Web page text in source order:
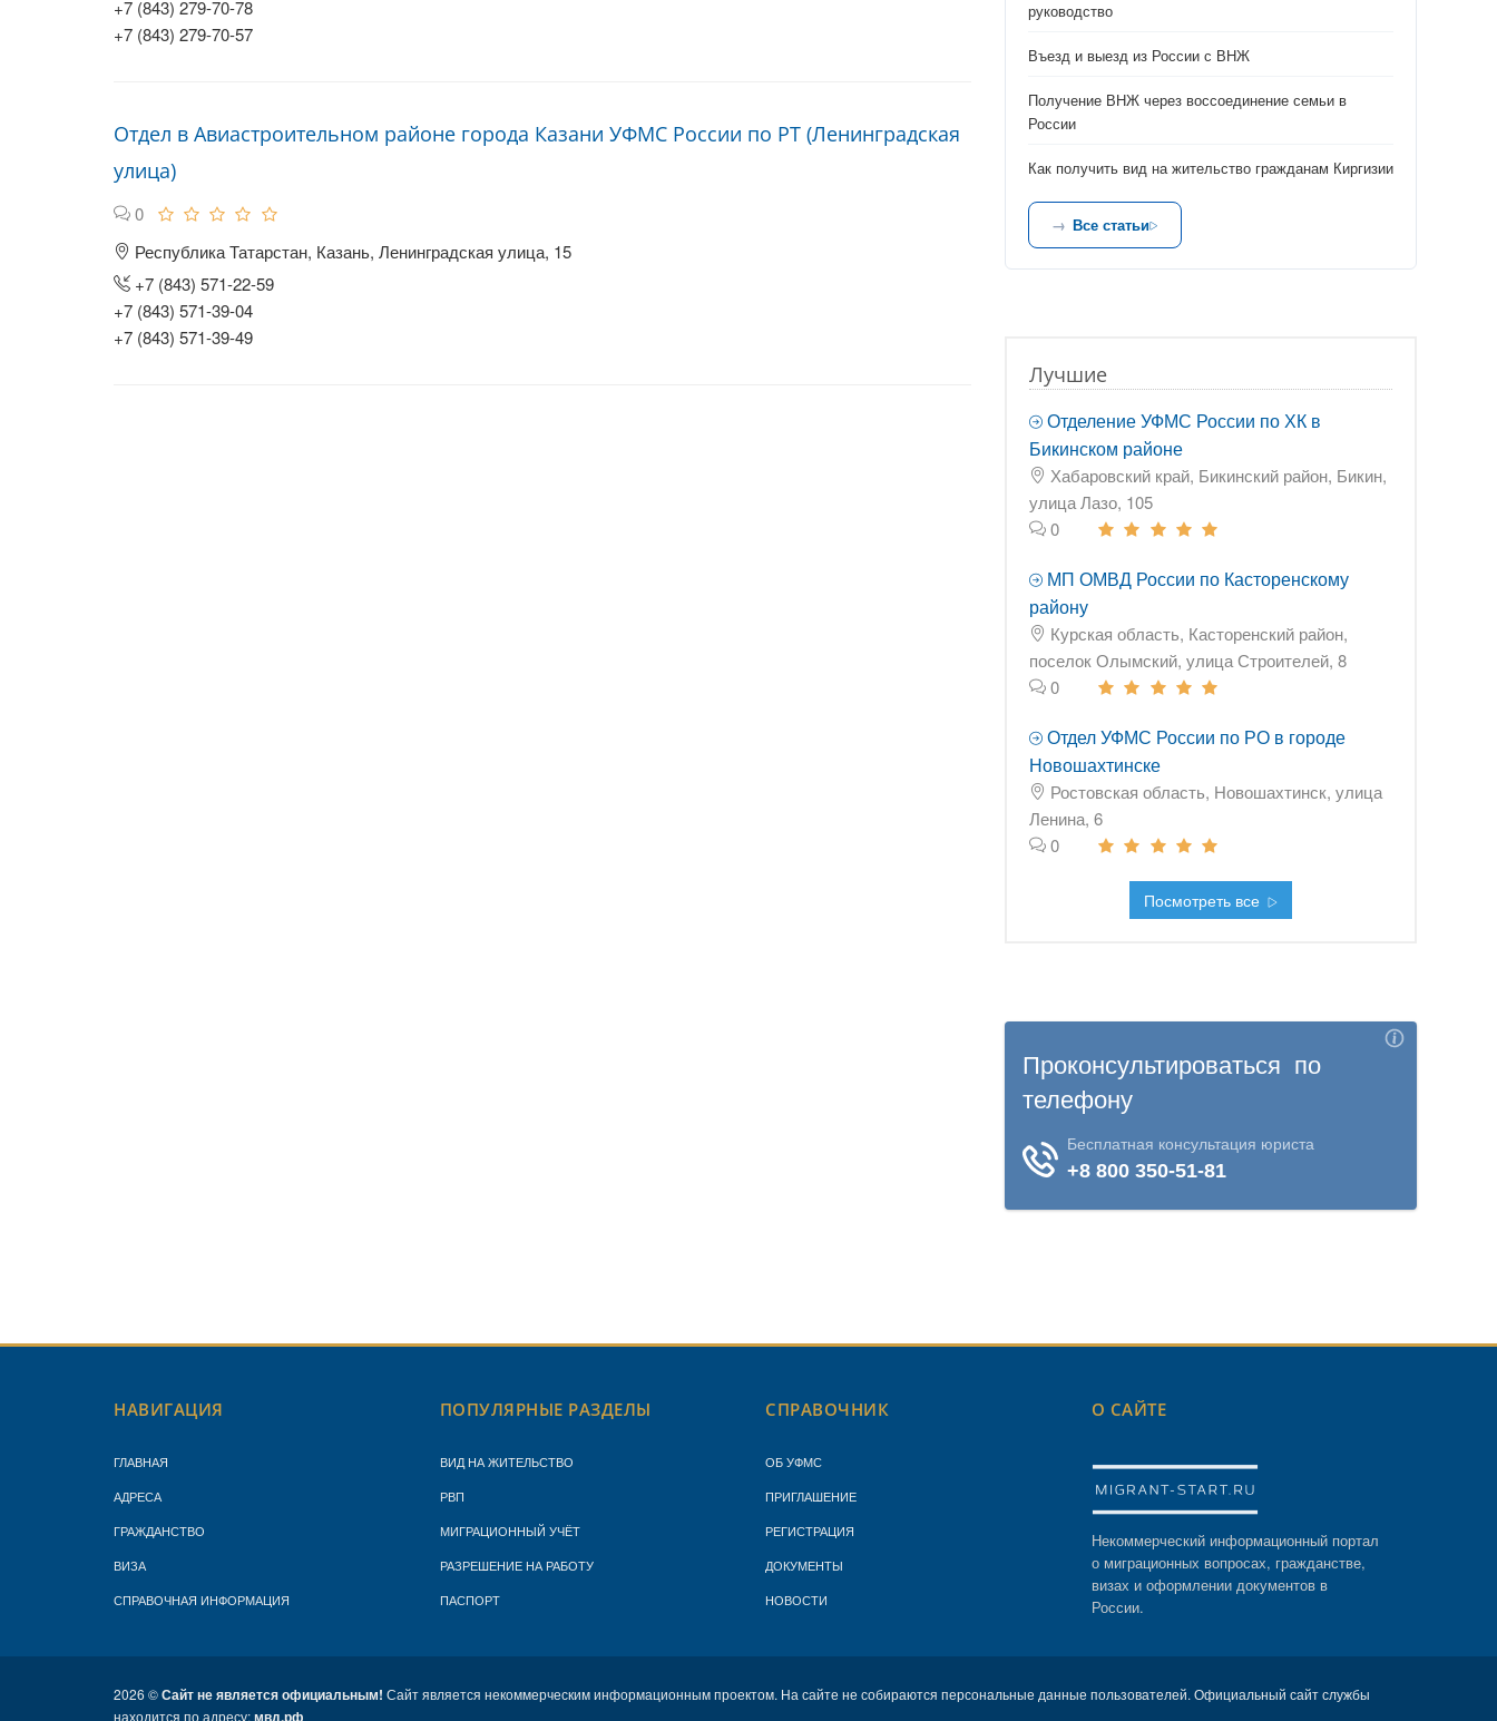
+7 (843) 279-70-78
+7 (843) 279-70-57
Отдел в Авиастроительном районе города Казани УФМС России по РТ (Ленинградская
улица)
0
Республика Татарстан, Казань, Ленинградская улица, 15
+7 (843) 571-22-59
+7 (843) 571-39-04
+7 (843) 571-39-49
руководство
Въезд и выезд из России с ВНЖ
Получение ВНЖ через воссоединение семьи в
России
Как получить вид на жительство гражданам Киргизии
Все статьи
Лучшие
Отделение УФМС России по ХК в
Бикинском районе
Хабаровский край, Бикинский район, Бикин,
улица Лазо, 105
0
МП ОМВД России по Касторенскому
району
Курская область, Касторенский район,
поселок Олымский, улица Строителей, 8
0
Отдел УФМС России по РО в городе
Новошахтинске
Ростовская область, Новошахтинск, улица
Ленина, 6
0
Посмотреть все
НАВИГАЦИЯ
ГЛАВНАЯ
АДРЕСА
ГРАЖДАНСТВО
ВИЗА
СПРАВОЧНАЯ ИНФОРМАЦИЯ
ПОПУЛЯРНЫЕ РАЗДЕЛЫ
ВИД НА ЖИТЕЛЬСТВО
РВП
МИГРАЦИОННЫЙ УЧЁТ
РАЗРЕШЕНИЕ НА РАБОТУ
ПАСПОРТ
СПРАВОЧНИК
ОБ УФМС
ПРИГЛАШЕНИЕ
РЕГИСТРАЦИЯ
ДОКУМЕНТЫ
НОВОСТИ
О САЙТЕ
Некоммерческий информационный портал
о миграционных вопросах, гражданстве,
визах и оформлении документов в
России.
2026 ©Сайт не является официальным! Сайт является некоммерческим информационным проектом. На сайте не собираются персональные данные пользователей. Официальный сайт службы
находится по адресу:мвд.рф